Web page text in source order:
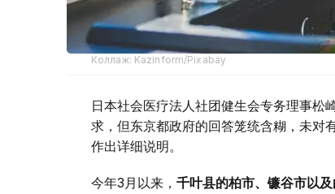
Коллаж: Kazinform/Pixabay
日本社会医疗法人社团健生会专务理事松
求，但东京都政府的回答笼统含糊，未对
作出详细说明。
今年3月以来， 千叶县的柏市、 镰谷市以及